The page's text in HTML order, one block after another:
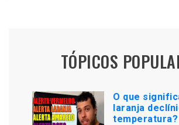
TÓPICOS
O que
laranja
temperatura?